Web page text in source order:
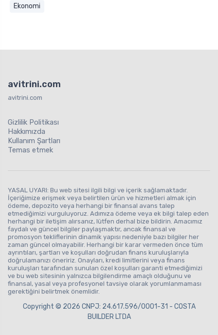
Ekonomi
avitrini.com
avitrini.com
Gizlilik Politikası
Hakkımızda
Kullanım Şartları
Temas etmek
YASAL UYARI: Bu web sitesi ilgili bilgi ve içerik sağlamaktadır.
İçeriğimize erişmek veya belirtilen ürün ve hizmetleri almak için
ödeme, depozito veya herhangi bir finansal avans talep
etmediğimizi vurguluyoruz. Adımıza ödeme veya ek bilgi talep eden
herhangi bir iletişim alırsanız, lütfen derhal bize bildirin. Amacımız
faydalı ve güncel bilgiler paylaşmaktır, ancak finansal ve
promosyon tekliflerinin dinamik yapısı nedeniyle bazı bilgiler her
zaman güncel olmayabilir. Herhangi bir karar vermeden önce tüm
ayrıntıları, şartları ve koşulları doğrudan finans kuruluşlarıyla
doğrulamanızı öneririz. Onayları, kredi limitlerini veya finans
kuruluşları tarafından sunulan özel koşulları garanti etmediğimizi
ve bu web sitesinin yalnızca bilgilendirme amaçlı olduğunu ve
finansal, yasal veya profesyonel tavsiye olarak yorumlanmaması
gerektiğini belirtmek önemlidir.
Copyright © 2026 CNPJ: 24.617.596/0001-31 - COSTA
BUILDER LTDA